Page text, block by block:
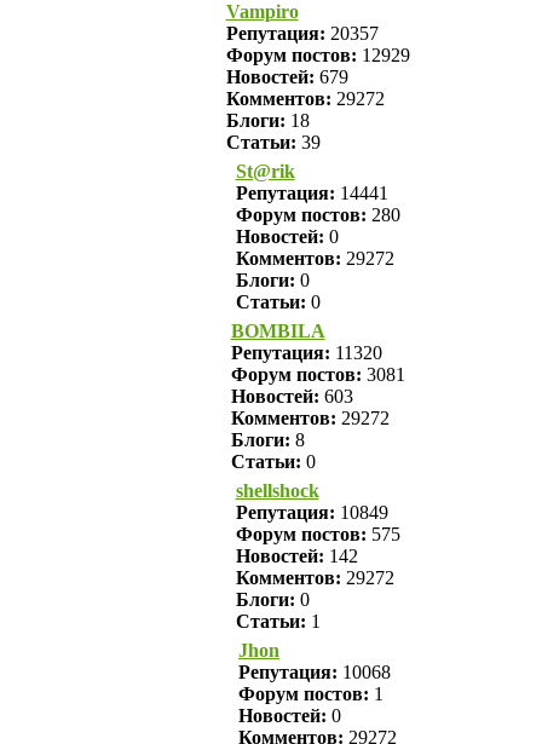
Vampiro
Репутация: 20357
Форум постов: 12929
Новостей: 679
Комментов: 29272
Блоги: 18
Статьи: 39
St@rik
Репутация: 14441
Форум постов: 280
Новостей: 0
Комментов: 29272
Блоги: 0
Статьи: 0
BOMBILA
Репутация: 11320
Форум постов: 3081
Новостей: 603
Комментов: 29272
Блоги: 8
Статьи: 0
shellshock
Репутация: 10849
Форум постов: 575
Новостей: 142
Комментов: 29272
Блоги: 0
Статьи: 1
Jhon
Репутация: 10068
Форум постов: 1
Новостей: 0
Комментов: 29272